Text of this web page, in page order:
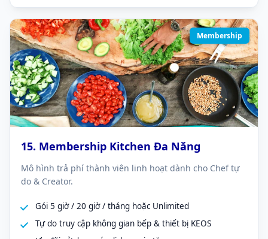
Membership
15. Membership Kitchen Đa Năng
Mô hình trả phí thành viên linh hoạt dành cho Chef tự
do & Creator.
Gói 5 giờ / 20 giờ / tháng hoặc Unlimited
Tự do truy cập không gian bếp & thiết bị KEOS